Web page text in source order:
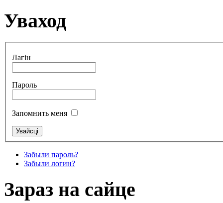
Уваход
Лагін
Пароль
Запомнить меня
Забыли пароль?
Забыли логин?
Зараз на сайце